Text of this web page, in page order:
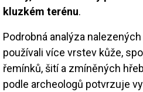
kluzkém terénu.
Podrobná analýza
používali více vrstev kůže,
řemínků, šití a zmíněných
podle archeologů potvrzuje